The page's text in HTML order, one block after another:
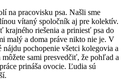
na pracovisku psa. Našli sme
vítaný spoločník aj pre kolektív.
krajného riešenia a priniesť psa do
malý a doma práve nikto nie je. V
pochopenie všetci kolegovia a
sami presvedčiť, že pohľad a
prináša ovocie. Ľudia sú